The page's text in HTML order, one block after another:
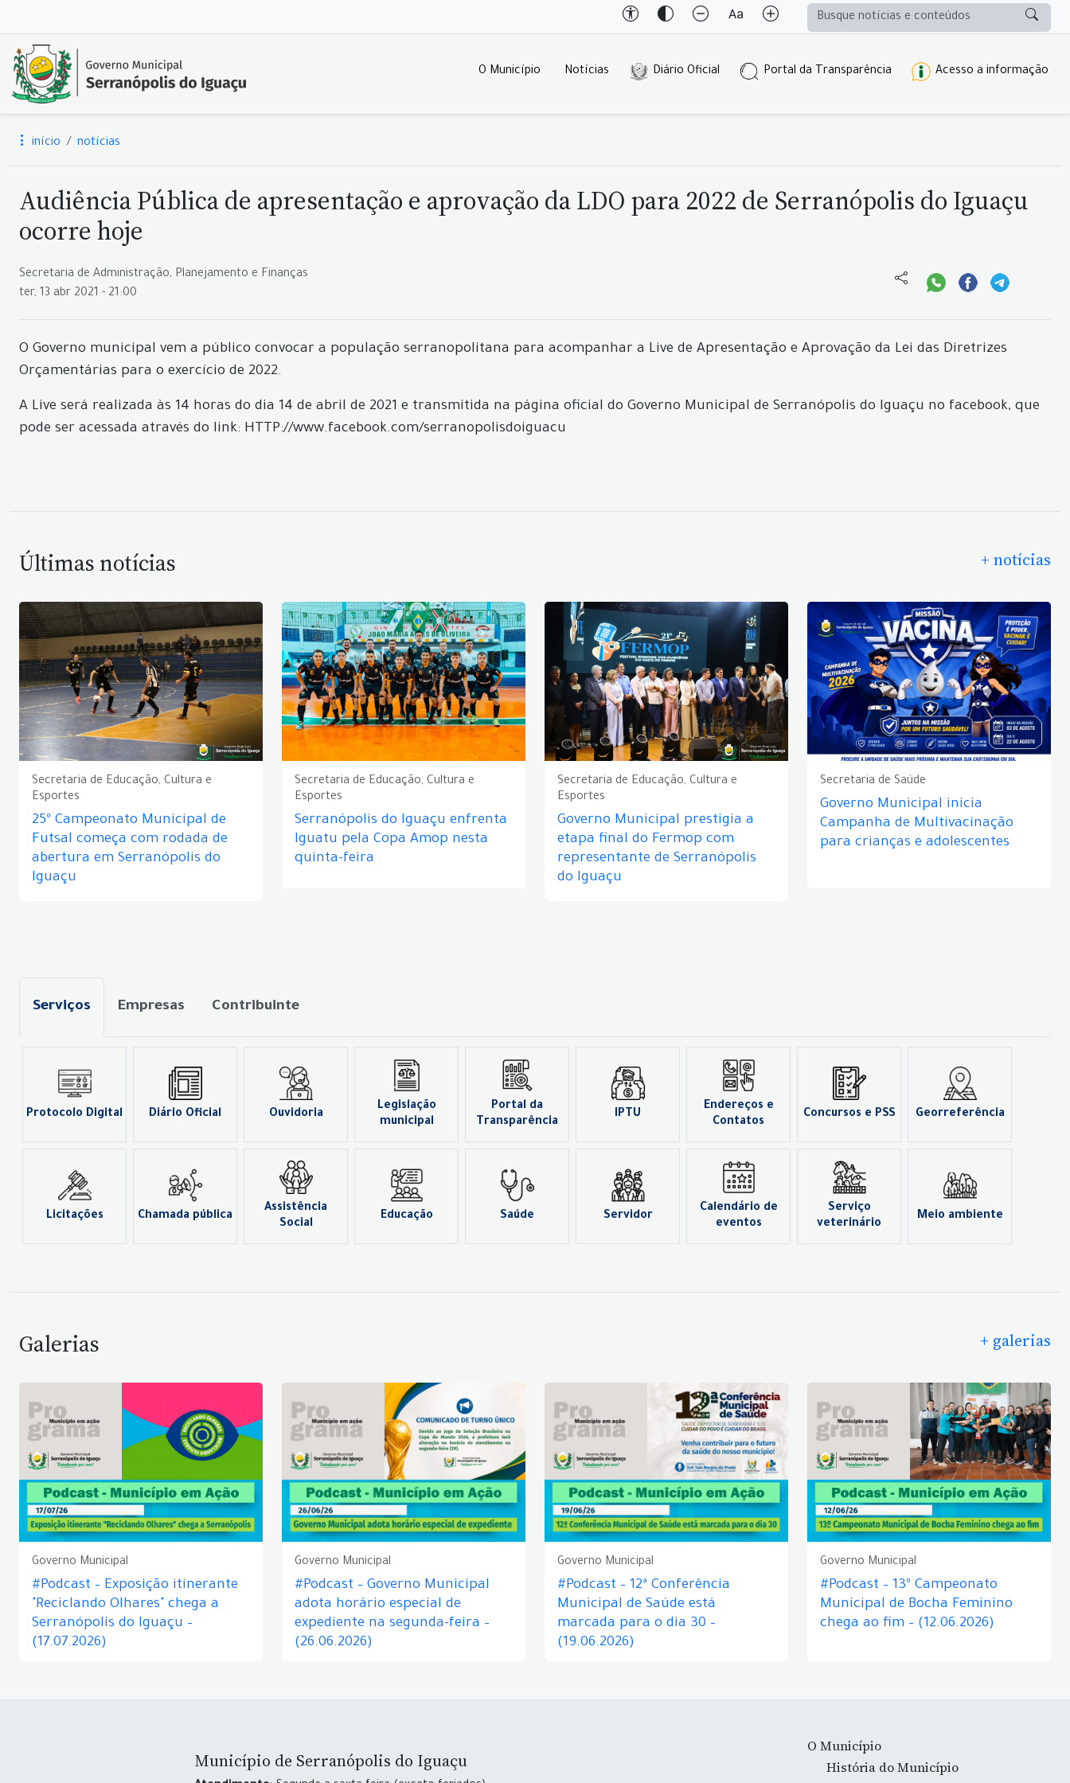
O Município Notícias Diário Oficial Portal da Transparência Acesso a informação
início notícias
Audiência Pública de apresentação e aprovação da LDO para 2022 de Serranópolis do Iguaçu
ocorre hoje
Secretaria de Administração, Planejamento e Finanças
ter, 13 abr 2021 - 21:00
O Governo municipal vem a público convocar a população serranopolitana para acompanhar a Live de Apresentação e Aprovação da Lei das Diretrizes
Orçamentárias para o exercício de 2022.
A Live será realizada às 14 horas do dia 14 de abril de 2021 e transmitida na página oficial do Governo Municipal de Serranópolis do Iguaçu no facebook, que
pode ser acessada através do link: HTTP://www.facebook.com/serranopolisdoiguacu
Últimas notícias + notícias
Secretaria de Educação, Cultura e
Esportes
25º Campeonato Municipal de
Futsal começa com rodada de
abertura em Serranópolis do
Iguaçu
Secretaria de Educação, Cultura e
Esportes
Serranópolis do Iguaçu enfrenta
Iguatu pela Copa Amop nesta
quinta-feira
Secretaria de Educação, Cultura e
Esportes
Governo Municipal prestigia a
etapa final do Fermop com
representante de Serranópolis
do Iguaçu
Secretaria de Saúde
Governo Municipal inicia
Campanha de Multivacinação
para crianças e adolescentes
Serviços Empresas Contribuinte
Protocolo Digital Diário Oficial Ouvidoria
Legislação
municipal
Portal da
Transparência
IPTU
Endereços e
Contatos
Concursos e PSS Georreferência
Licitações Chamada pública
Assistência
Social
Educação Saúde Servidor
Calendário de
eventos
Serviço
veterinário
Meio ambiente
Galerias + galerias
Governo Municipal
#Podcast – Exposição itinerante
"Reciclando Olhares" chega a
Serranópolis do Iguaçu –
(17.07.2026)
Governo Municipal
#Podcast – Governo Municipal
adota horário especial de
expediente na segunda-feira –
(26.06.2026)
Governo Municipal
#Podcast – 12ª Conferência
Municipal de Saúde está
marcada para o dia 30 –
(19.06.2026)
Governo Municipal
#Podcast – 13º Campeonato
Municipal de Bocha Feminino
chega ao fim – (12.06.2026)
Município de Serranópolis do Iguaçu
O Município
História do Município